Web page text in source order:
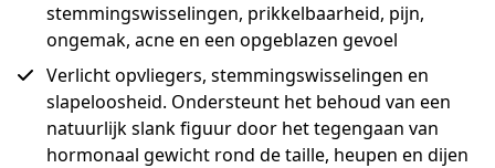
stemmingswisselingen, prikkelbaarheid, pijn,
ongemak, acne en een opgeblazen gevoel
Verlicht opvliegers, stemmingswisselingen en
slapeloosheid. Ondersteunt het behoud van een
natuurlijk slank figuur door het tegengaan van
hormonaal gewicht rond de taille, heupen en dijen